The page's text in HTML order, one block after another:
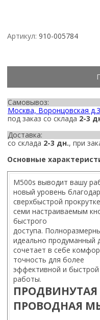
Артикул: 910-005784
Самовывоз:
Москва, Воронцовская
под заказ со склада 2-3
Доставка:
со склада 2-3 дн., при
Основные
M500s выводит вашу
новый уровень
сверхбыстрой
семи настраиваемым
быстрого
доступа.
идеально продуманный
сочетает в себе
точность для более
эффективной и быстрой
работы.
ПРОДВИНУТАЯ
ПРОВОДНАЯ